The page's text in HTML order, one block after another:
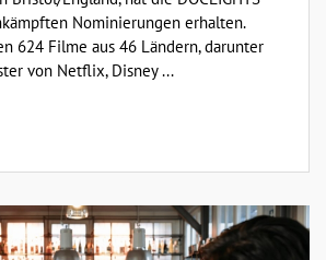
Nominierungen erhalten.
624 Filme aus 46 Ländern, darunter
von Netflix, Disney ...